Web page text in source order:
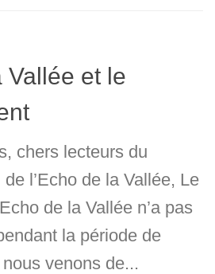
Vallée et le
chers lecteurs du
l’Echo de la Vallée, Le
de la Vallée n’a pas
la période de
venons de...